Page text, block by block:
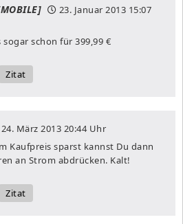
23. Januar 2013 15:07
sogar schon für 399,99 €
Zitat
24. März 2013 20:44 Uhr
Kaufpreis sparst kannst Du dann
an Strom abdrücken. Kalt!
Zitat